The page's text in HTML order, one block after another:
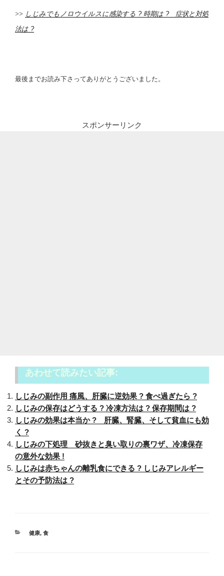
>> しじみでもノロウイルスに感染する ? 時期は ? 症状と対処
法は ?
最後までお読み下さってありがとうございました。
スポンサーリンク
あわせて読みたい記事:
しじみの副作用 痛風、肝臓に逆効果 ? 食べ過ぎたら ?
しじみの保存はどうする ? 冷凍方法は ? 保存期間は ?
しじみの効果は本当か ? 肝臓、腎臓、そして貧血にも効
く ?
しじみの下処理 砂抜きと臭い取りの裏ワザ、冷凍保存
の意外な効果 !
しじみは赤ちゃんの離乳食にできる ? しじみアレルギー
とその予防法は ?
カ
健康, 食